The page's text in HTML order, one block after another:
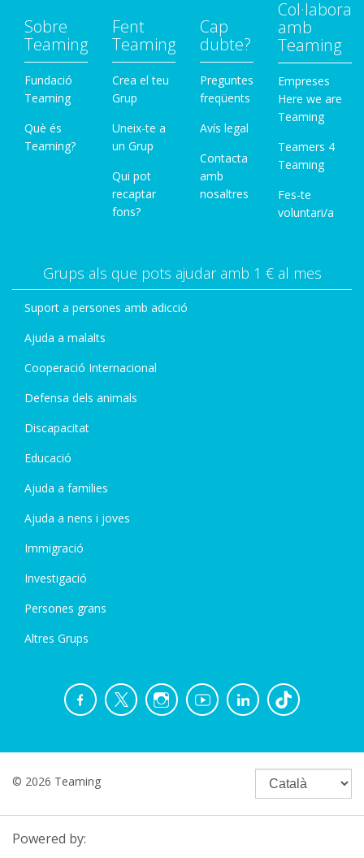
Sobre
Teaming
Fundació
Teaming
Què és
Teaming?
Fent
Teaming
Crea el teu
Grup
Uneix-te a
un Grup
Qui pot
recaptar
fons?
Cap
dubte?
Preguntes
freqüents
Avís legal
Contacta
amb
nosaltres
Col·labora
amb
Teaming
Empreses
Here we are
Teaming
Teamers 4
Teaming
Fes-te
voluntari/a
Grups als que pots ajudar amb 1 € al mes
Suport a persones amb adicció
Ajuda a malalts
Cooperació Internacional
Defensa dels animals
Discapacitat
Educació
Ajuda a families
Ajuda a nens i joves
Immigració
Investigació
Persones grans
Altres Grups
© 2026 Teaming
Powered by: